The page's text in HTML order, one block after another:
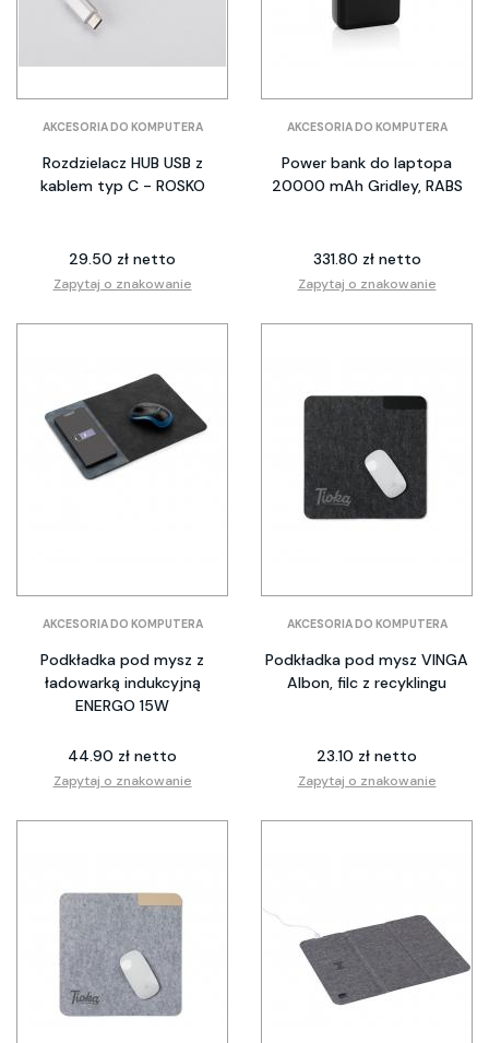
AKCESORIA DO KOMPUTERA
Rozdzielacz HUB USB z
kablem typ C - ROSKO
29.50 zł netto
Zapytaj o znakowanie
AKCESORIA DO KOMPUTERA
Power bank do laptopa
20000 mAh Gridley, RABS
331.80 zł netto
Zapytaj o znakowanie
AKCESORIA DO KOMPUTERA
Podkładka pod mysz z
ładowarką indukcyjną
ENERGO 15W
44.90 zł netto
Zapytaj o znakowanie
AKCESORIA DO KOMPUTERA
Podkładka pod mysz VINGA
Albon, filc z recyklingu
23.10 zł netto
Zapytaj o znakowanie